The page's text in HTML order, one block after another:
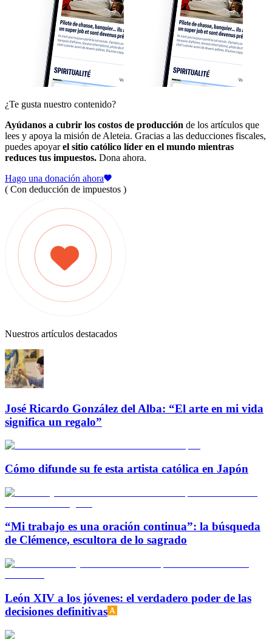
¿Te gusta nuestro contenido?
Ayúdanos a cubrir los costos de producción de los artículos que
lees y apoya la misión de Aleteia. Gracias a las deducciones fiscales,
puedes apoyarel sitio católico líder en el mundo mientras
reduces tus impuestos. Dona ahora.
Hago una donación ahora
( Con deducción de impuestos )
Nuestros artículos destacados
José Ricardo González del Alba: “El arte en mi vida
significa un regalo”
Cómo difunde su fe esta artista católica en Japón
“Mi trabajo es una oración continua”: la búsqueda
de Clémence, escultora de lo sagrado
León XIV a los jóvenes: el verdadero poder de las
decisiones definitivas